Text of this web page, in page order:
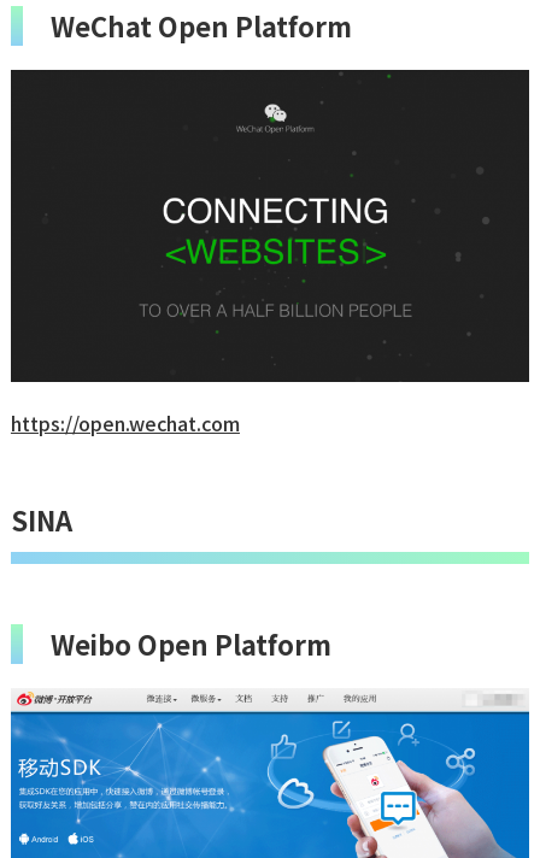
WeChat Open Platform
https://open.wechat.com
SINA
Weibo Open Platform